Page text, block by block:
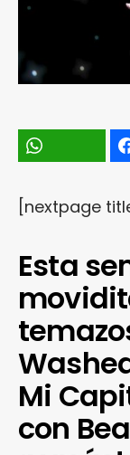
[nextpage
Esta
Mi
con